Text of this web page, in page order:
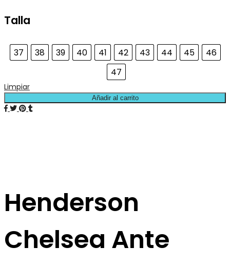
Talla
37 38 39 40 41 42 43 44 45
46
47
Limpiar
Añadir al carrito
Henderson
Chelsea Ante